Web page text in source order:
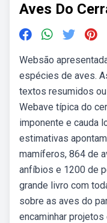
Aves Do
Websão
espécies de aves.
textos resumidos ou
Webave típica do
imponente e cauda
estimativas
mamíferos, 864 de
anfíbios e 1200 de
grande livro com
sobre as aves do
encaminhar